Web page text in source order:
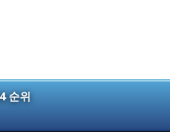
순위